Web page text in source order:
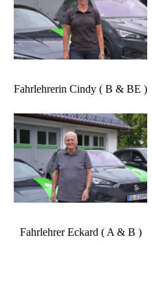
Fahrlehrerin Cindy ( B & BE )
Fahrlehrer Eckard ( A & B )